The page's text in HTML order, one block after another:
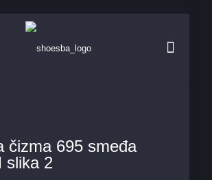
čizma 695 smeđa
slika 2